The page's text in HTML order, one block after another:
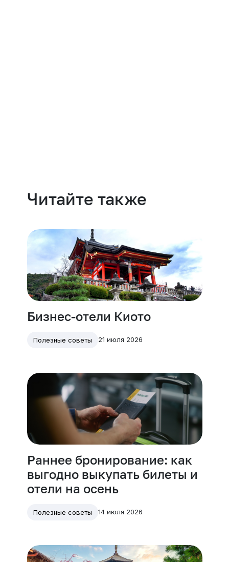
Читайте также
Бизнес-отели Киото
Полезные советы 21 июля 2026
Раннее бронирование: как
выгодно выкупать билеты и
отели на осень
Полезные советы 14 июля 2026